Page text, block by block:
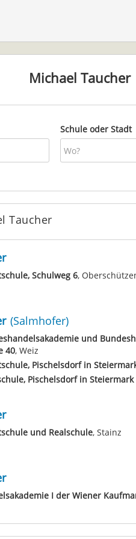
Michael Taucher
Schule oder Stadt
Taucher
Schulweg 6,
(Salmhofer)
und
40, Weiz
Pischelsdorf in
Pischelsdorf in Steiermark
und Realschule, Stainz
I der Wiener